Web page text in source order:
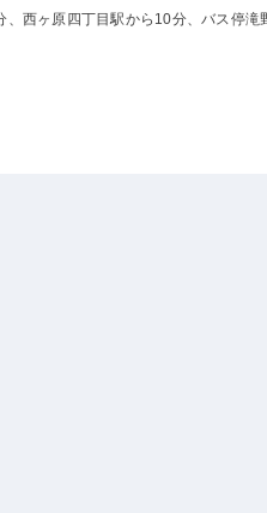
西ヶ原四丁目駅から10分、バス停滝